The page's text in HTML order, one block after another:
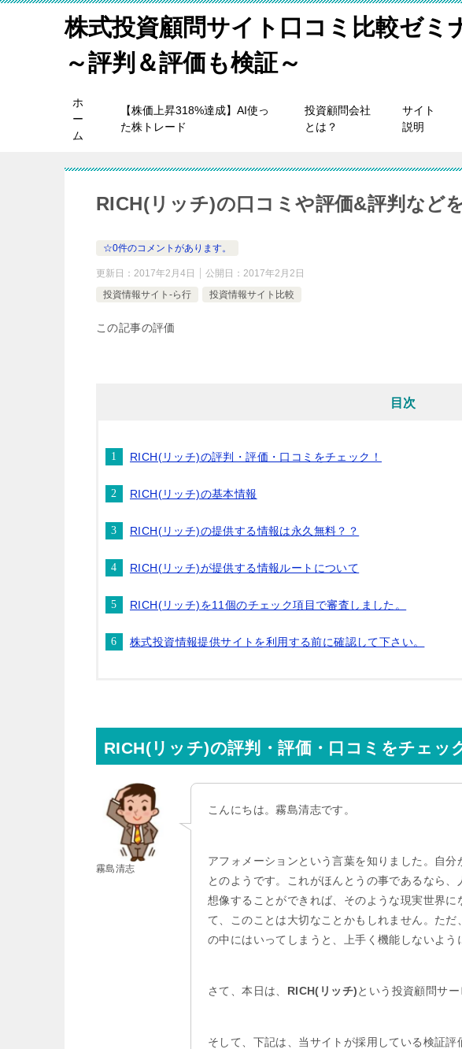
株式投資顧問サイト口コミ比較ゼミ
～評判＆評価も検証～
ホ
ー
ム
【株価上昇318%達成】AI使っ
た株トレード
投資顧問会社
とは？
サイト
説明
RICH(リッチ)の口コミや評価&評判など
☆0件のコメントがあります。
更新日： 2017年2月4日 公開日： 2017年2月2日
投資情報サイト-ら行
投資情報サイト比較
この記事の評価
目次
RICH(リッチ)の評判・評価・口コミをチェック！
RICH(リッチ)の基本情報
RICH(リッチ)の提供する情報は永久無料？？
RICH(リッチ)が提供する情報ルートについて
RICH(リッチ)を11個のチェック項目で審査しました。
株式投資情報提供サイトを利用する前に確認して下さい。
RICH(リッチ)の評判・評価・口コミをチェッ
霧島清志
こんにちは。霧島清志です。
アフォメーションという言葉を知りました。自
とのようです。これがほんとうの事であるなら
想像することができれば、そのような現実世界
て、このことは大切なことかもしれません。た
の中にはいってしまうと、上手く機能しないよう
さて、本日は、 RICH(リッチ)という投資顧問サ
そして、下記は、当サイトが採用している検証評